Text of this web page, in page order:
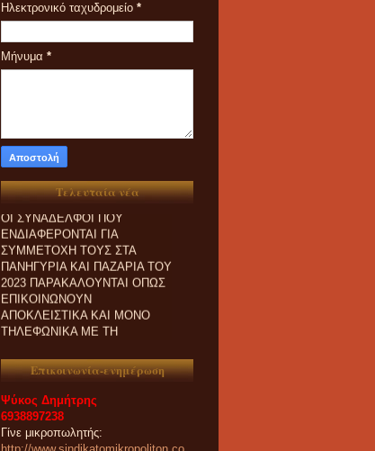
Ηλεκτρονικό ταχυδρομείο *
Μήνυμα *
Τελευταία νέα
ΟΙ ΣΥΝΑΔΕΛΦΟΙ ΠΟΥ
ΕΝΔΙΑΦΕΡΟΝΤΑΙ ΓΙΑ
ΣΥΜΜΕΤΟΧΗ ΤΟΥΣ ΣΤΑ
ΠΑΝΗΓΥΡΙΑ ΚΑΙ ΠΑZΑΡΙΑ ΤΟΥ
2023 ΠΑΡΑΚΑΛΟΥΝΤΑΙ ΟΠΩΣ
ΕΠΙΚΟΙΝΩΝΟΥΝ
ΑΠΟΚΛΕΙΣΤΙΚΑ ΚΑΙ ΜΟΝΟ
ΤΗΛΕΦΩΝΙΚΑ ΜΕ ΤΗ
ΓΡΑΜΜΑΤΕΙΑ ΜΑΣ.
Επικοινωνία-ενημέρωση
Ψύκος Δημήτρης
6938897238
Γίνε μικροπωλητής: